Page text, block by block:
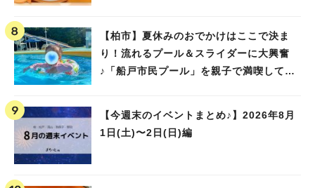
【柏市】夏休みのおでかけはここで決ま
り！流れるプール＆スライダーに大興奮
♪「船戸市民プール」を親子で満喫してき
【今週末のイベントまとめ♪】2026年8月
1日(土)〜2日(日)編